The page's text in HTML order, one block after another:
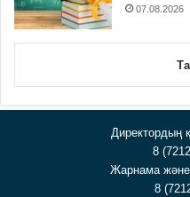
07.08.2026
Директордың
8
Жарнама және
8